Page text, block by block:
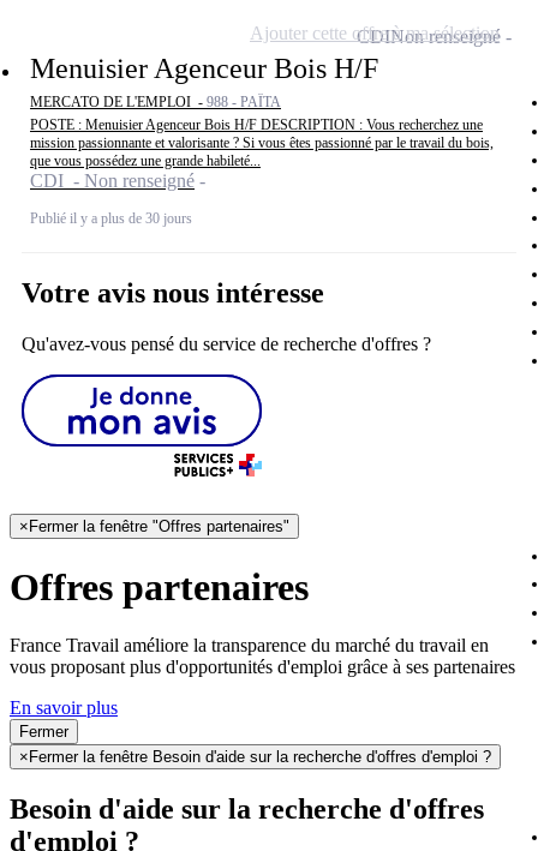
Menuisier Agenceur Bois H/F
MERCATO DE L'EMPLOI - 988 - PAÏTA
POSTE : Menuisier Agenceur Bois H/F DESCRIPTION : Vous recherchez une
mission passionnante et valorisante ? Si vous êtes passionné par le travail du bois,
que vous possédez une grande habileté...
CDI - Non renseigné
Publié il y a plus de 30 jours
CDINon renseigné
Ajouter cette offre à ma sélection
Votre avis nous intéresse
Qu'avez-vous pensé du service de recherche d'offres ?
× Fermer la fenêtre "Offres partenaires"
Offres partenaires
France Travail améliore la transparence du marché du travail en
vous proposant plus d'opportunités d'emploi grâce à ses partenaires
En savoir plus
Fermer
× Fermer la fenêtre Besoin d'aide sur la recherche d'offres d'emploi ?
Besoin d'aide sur la recherche d'offres
d'emploi ?